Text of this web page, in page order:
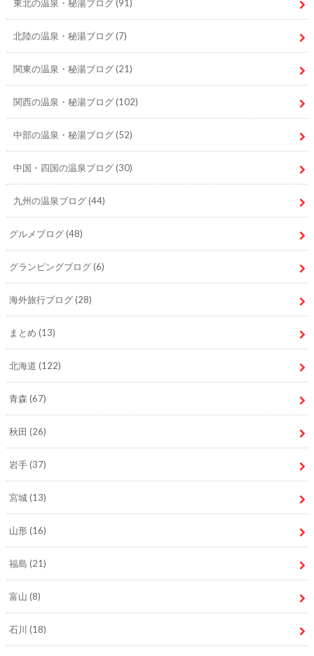
東北の温泉・秘湯ブログ(91)
北陸の温泉・秘湯ブログ(7)
関東の温泉・秘湯ブログ(21)
関西の温泉・秘湯ブログ(102)
中部の温泉・秘湯ブログ(52)
中国・四国の温泉ブログ(30)
九州の温泉ブログ(44)
グルメブログ(48)
グランピングブログ(6)
海外旅行ブログ(28)
まとめ (13)
北海道 (122)
青森 (67)
秋田 (26)
岩手(37)
宮城(13)
山形(16)
福島 (21)
富山 (8)
石川 (18)